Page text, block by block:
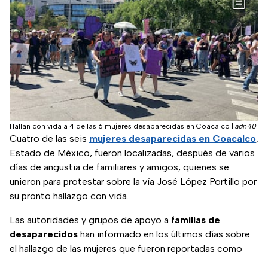
Hallan con vida a 4 de las 6 mujeres desaparecidas en Coacalco adn40
Cuatro de las seis mujeres desaparecidas en Coacalco,
Estado de México, fueron localizadas, después de varios
días de angustia de familiares y amigos, quienes se
unieron para protestar sobre la vía José López Portillo por
su pronto hallazgo con vida.
Las autoridades y grupos de apoyo a familias de
desaparecidos han informado en los últimos días sobre
el hallazgo de las mujeres que fueron reportadas como